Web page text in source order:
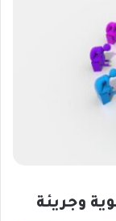
وجريئة